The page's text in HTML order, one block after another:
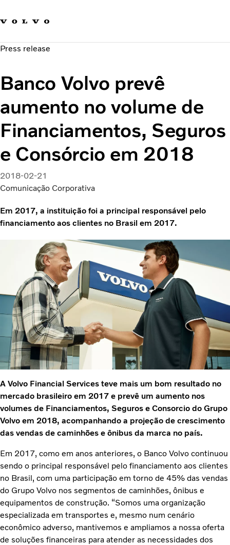
Carreira
Sustentabilidade e Segurança
Press release
Banco Volvo prevê
aumento no volume de
Financiamentos, Seguros
e Consórcio em 2018
2018-02-21
Comunicação Corporativa
Em 2017, a instituição foi a principal responsável pelo
financiamento aos clientes no Brasil em 2017.
A Volvo Financial Services teve mais um bom resultado no
mercado brasileiro em 2017 e prevê um aumento nos
volumes de Financiamentos, Seguros e Consorcio do Grupo
Volvo em 2018, acompanhando a projeção de crescimento
das vendas de caminhões e ônibus da marca no país.
Em 2017, como em anos anteriores, o Banco Volvo continuou
sendo o principal responsável pelo financiamento aos clientes
no Brasil, com uma participação em torno de 45% das vendas
do Grupo Volvo nos segmentos de caminhões, ônibus e
equipamentos de construção. “Somos uma organização
especializada em transportes e, mesmo num cenário
econômico adverso, mantivemos e ampliamos a nossa oferta
de soluções financeiras para atender as necessidades dos